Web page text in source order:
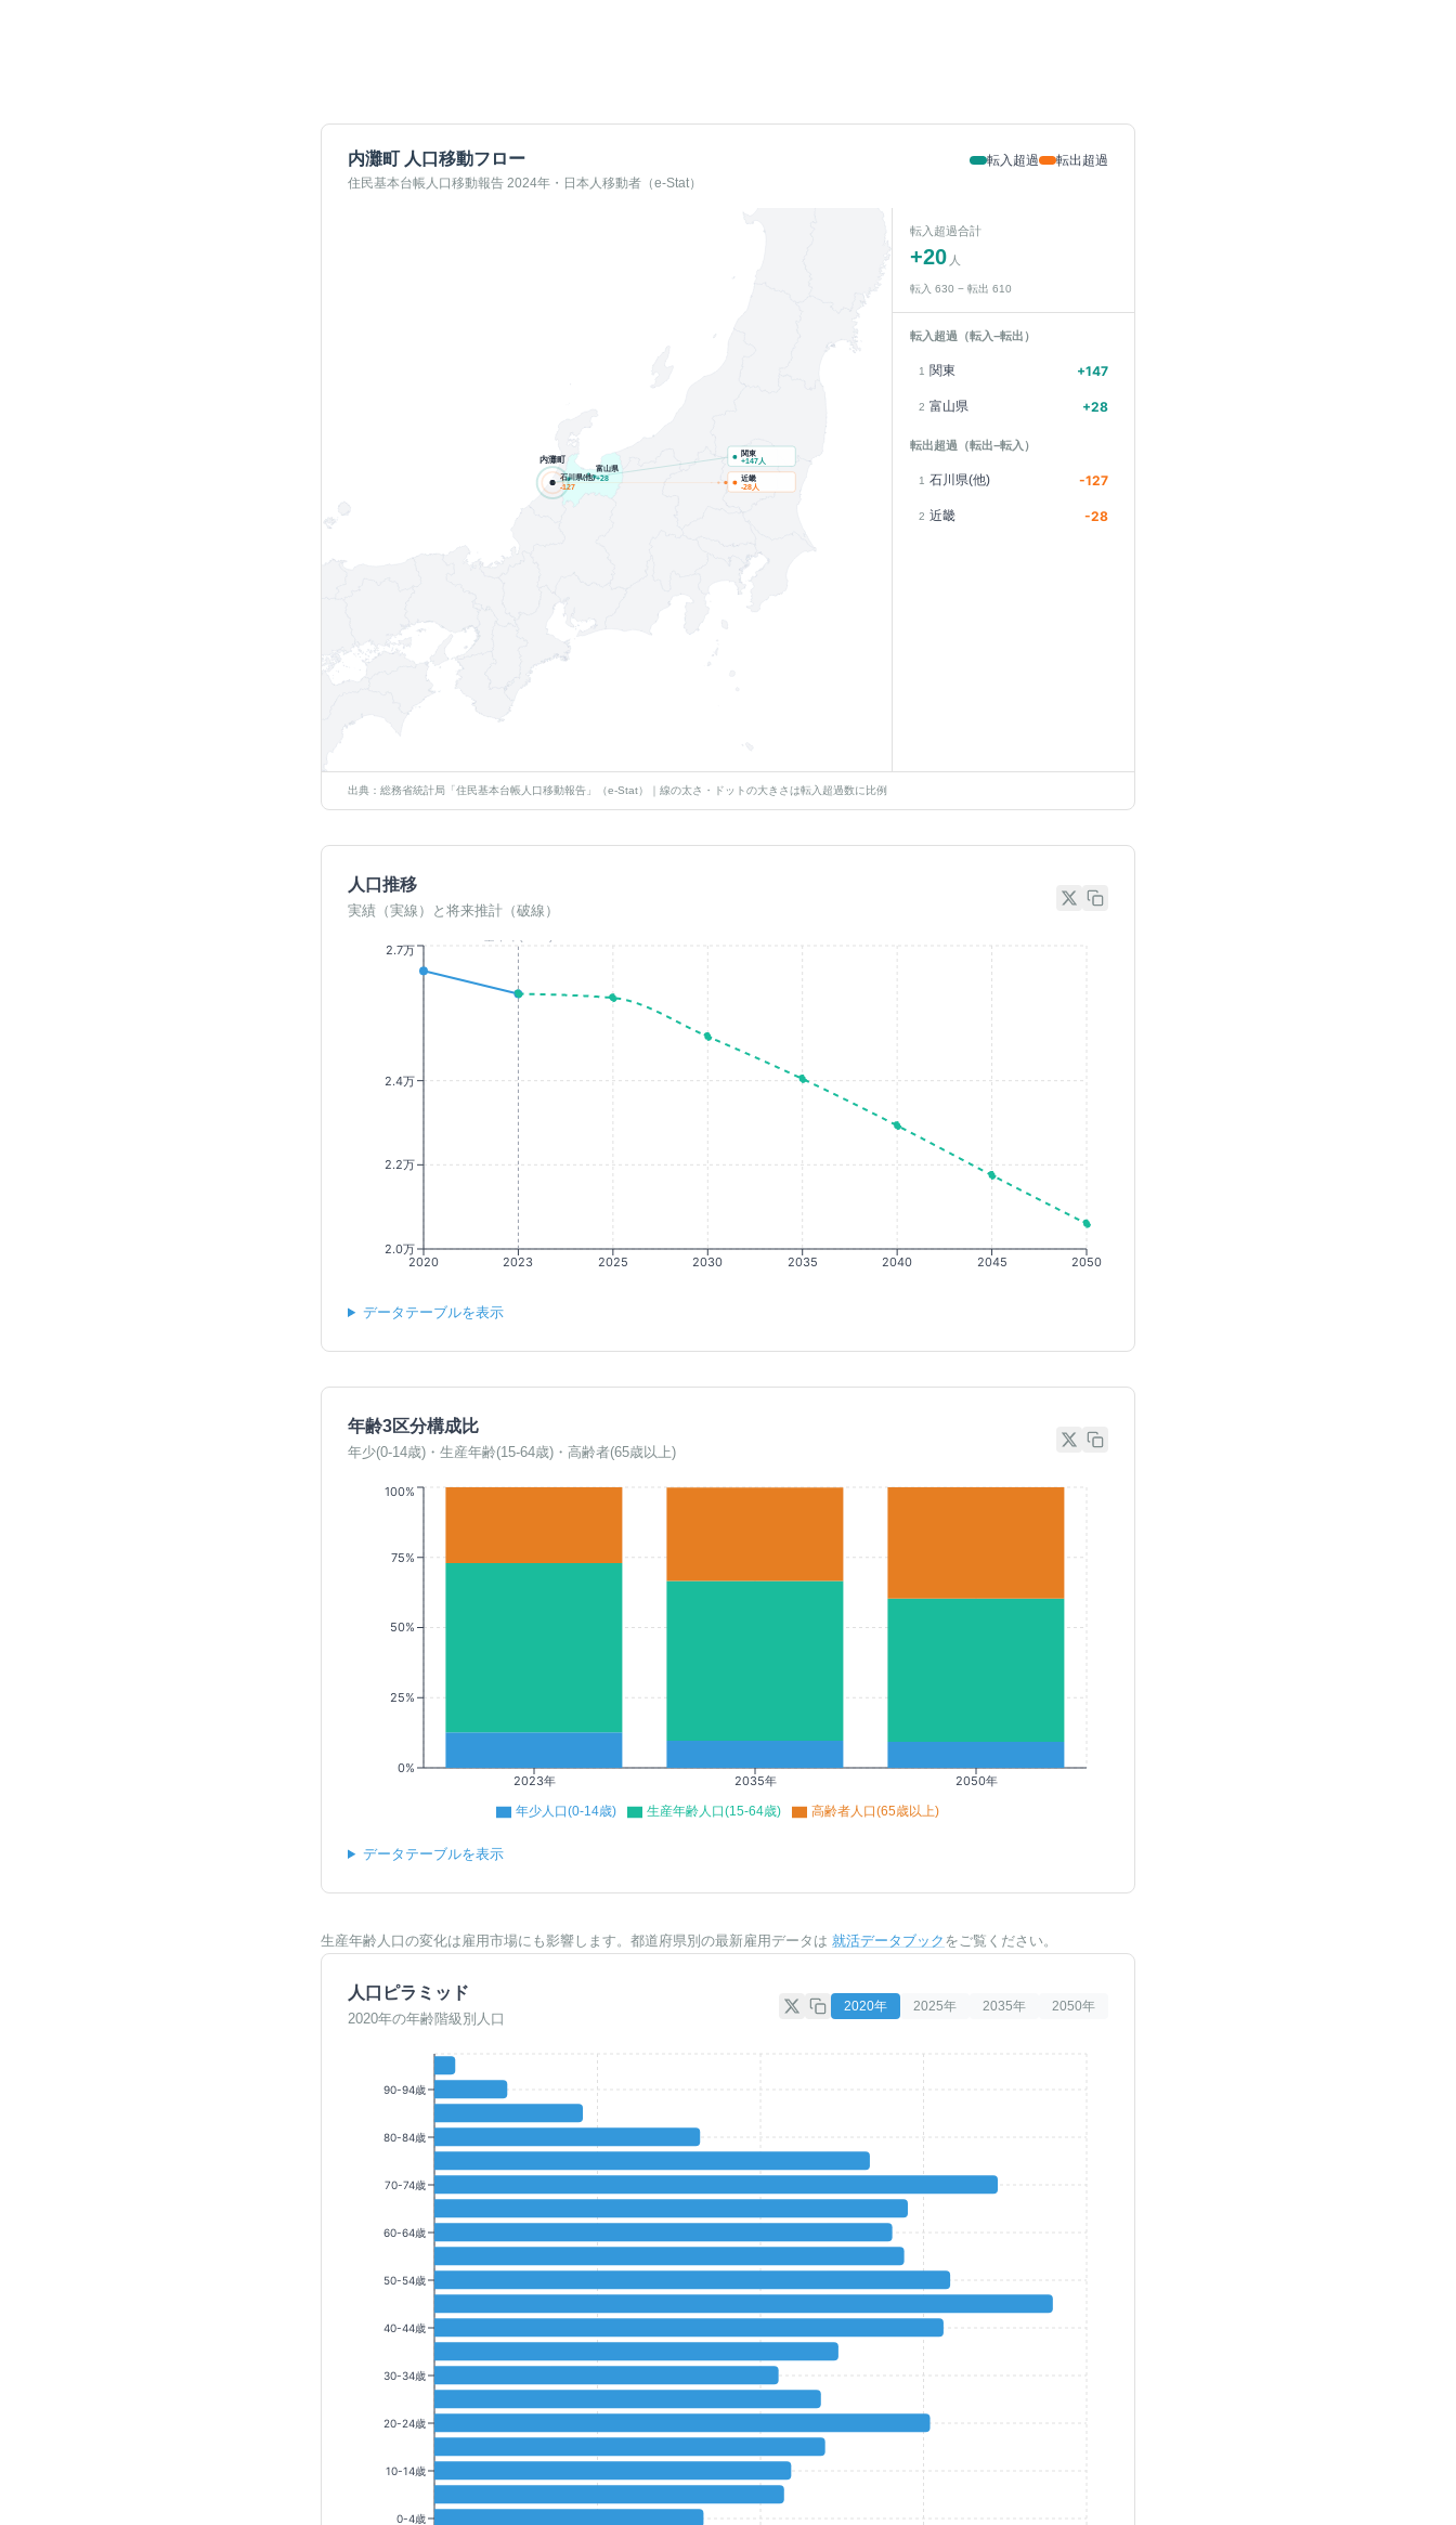
内灘町 人口移動フロー
住民基本台帳人口移動報告 2024年・日本人移動者（e-Stat）
転入超過 転出超過
富山県
+28
石川県(他)
-127
内灘町
関東
+147人
近畿
-28人
転入超過合計
+20 人
転入 630 − 転出 610
転入超過（転入−転出）
1 関東 +147
2 富山県 +28
転出超過（転出−転入）
1 石川県(他) -127
2 近畿 -28
出典：総務省統計局「住民基本台帳人口移動報告」（e-Stat）｜線の太さ・ドットの大きさは転入超過数に比例
人口推移
実績（実線）と将来推計（破線）
2020 2023 2025 2030 2035 2040 2045 2050
2.0万
2.2万
2.4万
2.7万
データテーブルを表示
年齢3区分構成比
年少(0-14歳)・生産年齢(15-64歳)・高齢者(65歳以上)
2023年 2035年 2050年
0%
25%
50%
75%
100%
年少人口(0-14歳) 生産年齢人口(15-64歳) 高齢者人口(65歳以上)
データテーブルを表示
生産年齢人口の変化は雇用市場にも影響します。都道府県別の最新雇用データは 就活データブック をご覧ください。
人口ピラミッド
2020年の年齢階級別人口
2020年 2025年 2035年 2050年
90-94歳
80-84歳
70-74歳
60-64歳
50-54歳
40-44歳
30-34歳
20-24歳
10-14歳
0-4歳